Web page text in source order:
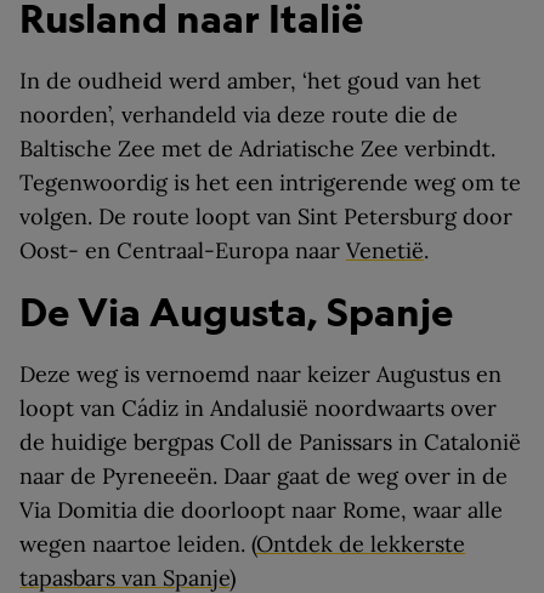
Rusland naar Italië
In de oudheid werd amber, ‘het goud van het
noorden’, verhandeld via deze route die de
Baltische Zee met de Adriatische Zee verbindt.
Tegenwoordig is het een intrigerende weg om te
volgen. De route loopt van Sint Petersburg door
Oost- en Centraal-Europa naar Venetië.
De Via Augusta, Spanje
Deze weg is vernoemd naar keizer Augustus en
loopt van Cádiz in Andalusië noordwaarts over
de huidige bergpas Coll de Panissars in Catalonië
naar de Pyreneeën. Daar gaat de weg over in de
Via Domitia die doorloopt naar Rome, waar alle
wegen naartoe leiden. (Ontdek de lekkerste
tapasbars van Spanje)